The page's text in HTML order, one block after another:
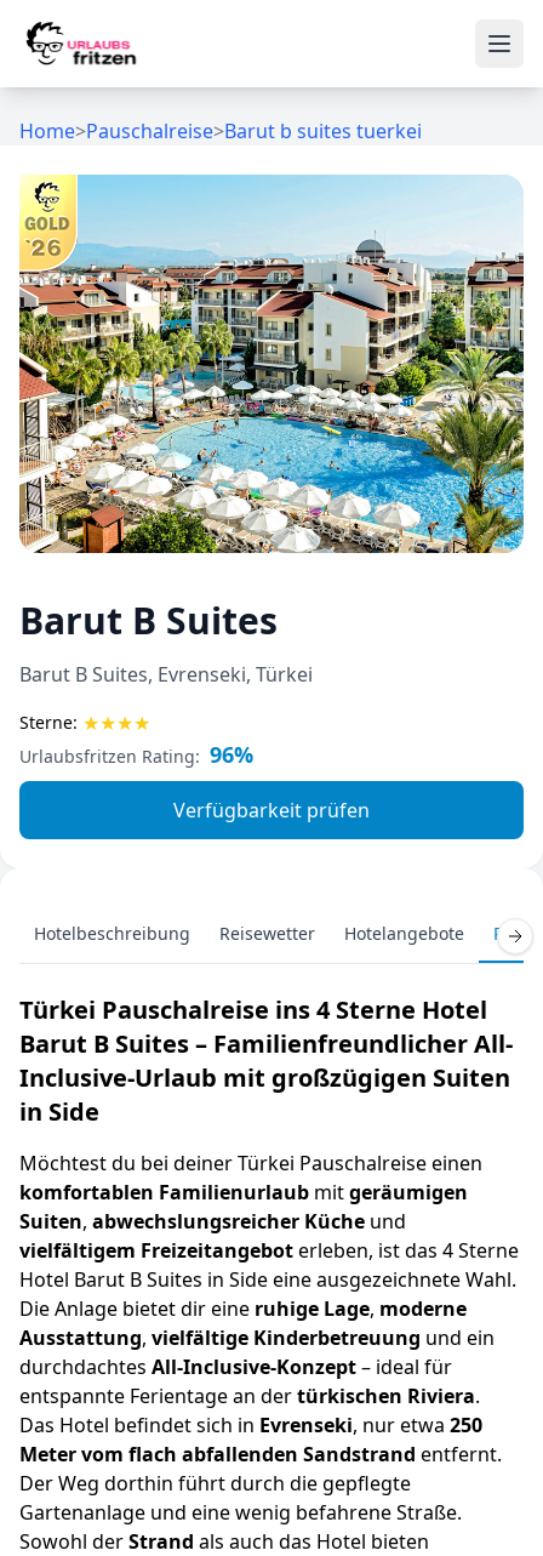
Home>Pauschalreise>Barut b suites tuerkei
Barut B Suites
Barut B Suites, Evrenseki, Türkei
Sterne: ★★★★
Urlaubsfritzen Rating: 96%
Verfügbarkeit prüfen
Hotelbeschreibung Reisewetter Hotelangebote
Türkei Pauschalreise ins 4 Sterne Hotel
Barut B Suites – Familienfreundlicher All-
Inclusive-Urlaub mit großzügigen Suiten
in Side
Möchtest du bei deiner Türkei Pauschalreise einen
komfortablen Familienurlaub mitgeräumigen
Suiten, abwechslungsreicher Küche und
vielfältigem Freizeitangeboterleben, ist das 4 Sterne
Hotel Barut B Suites in Side eine ausgezeichnete Wahl.
Die Anlage bietet dir eine ruhige Lage, moderne
Ausstattung, vielfältige Kinderbetreuung und ein
durchdachtes All-Inclusive-Konzept– ideal für
entspannte Ferientage an dertürkischen Riviera.
Das Hotel befindet sich in Evrenseki, nur etwa 250
Meter vom flach abfallenden Sandstrand entfernt.
Der Weg dorthin führt durch die gepflegte
Gartenanlage und eine wenig befahrene Straße.
Sowohl derStrand als auch das Hotel bieten